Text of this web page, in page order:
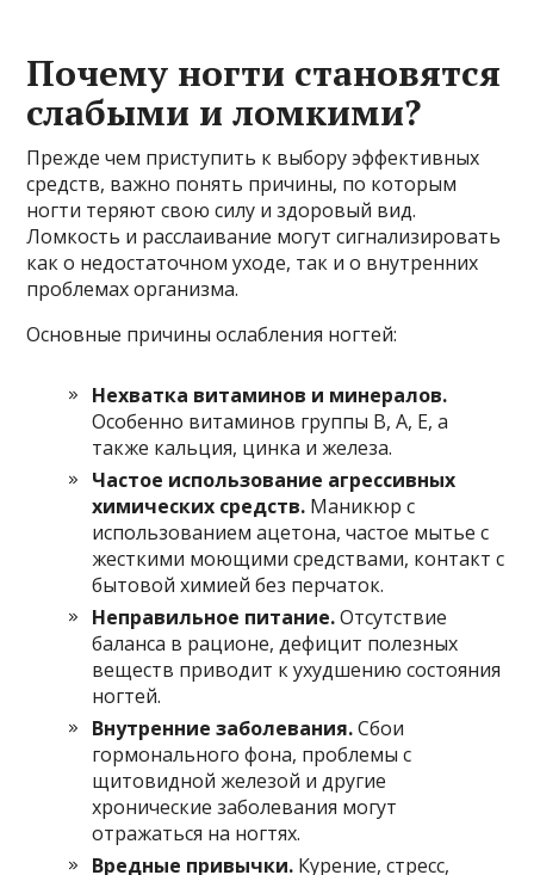
Почему ногти становятся
слабыми и ломкими?
Прежде чем приступить к выбору эффективных
средств, важно понять причины, по которым
ногти теряют свою силу и здоровый вид.
Ломкость и расслаивание могут сигнализировать
как о недостаточном уходе, так и о внутренних
проблемах организма.
Основные причины ослабления ногтей:
Нехватка витаминов и минералов.
Особенно витаминов группы В, А, Е, а
также кальция, цинка и железа.
Частое использование агрессивных
химических средств. Маникюр с
использованием ацетона, частое мытье с
жесткими моющими средствами, контакт с
бытовой химией без перчаток.
Неправильное питание.Отсутствие
баланса в рационе, дефицит полезных
веществ приводит к ухудшению состояния
ногтей.
Внутренние заболевания.Сбои
гормонального фона, проблемы с
щитовидной железой и другие
хронические заболевания могут
отражаться на ногтях.
Вредные привычки. Курение, стресс,